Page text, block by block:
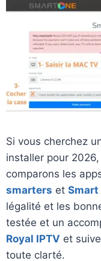
Si vous cherchez
installer pour
comparons les
smarters et Smart
légalité et les
testée et un
Royal IPTV et
toute clarté.